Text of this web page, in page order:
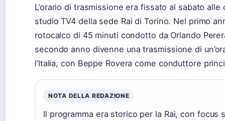
L’orario di trasmissione era fissato al sabato
studio TV4 della sede Rai di Torino. Nel primo
rotocalco di 45 minuti condotto da Orlando
secondo anno divenne una trasmissione di
l’Italia, con Beppe Rovera come conduttore
NOTA DELLA REDAZIONE
Il programma era storico per la Rai, con focus